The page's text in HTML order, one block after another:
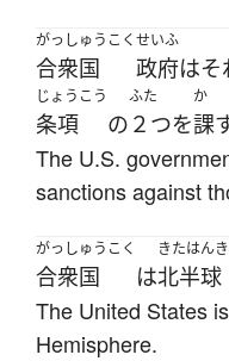
がっしゅうこく
合衆国
せいふ
政府はそ
じょうこう
条項 の
ふた
２つを
か
課
The U.S.
sanctions against
がっしゅうこく
合衆国 は
きたはん
北半球
The United States
Hemisphere.